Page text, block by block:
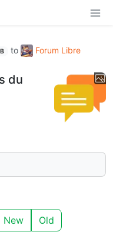
B to Forum Libre
du
New Old